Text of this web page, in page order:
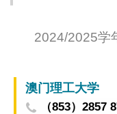
2024/2025学
澳门理工大学
（853）2857